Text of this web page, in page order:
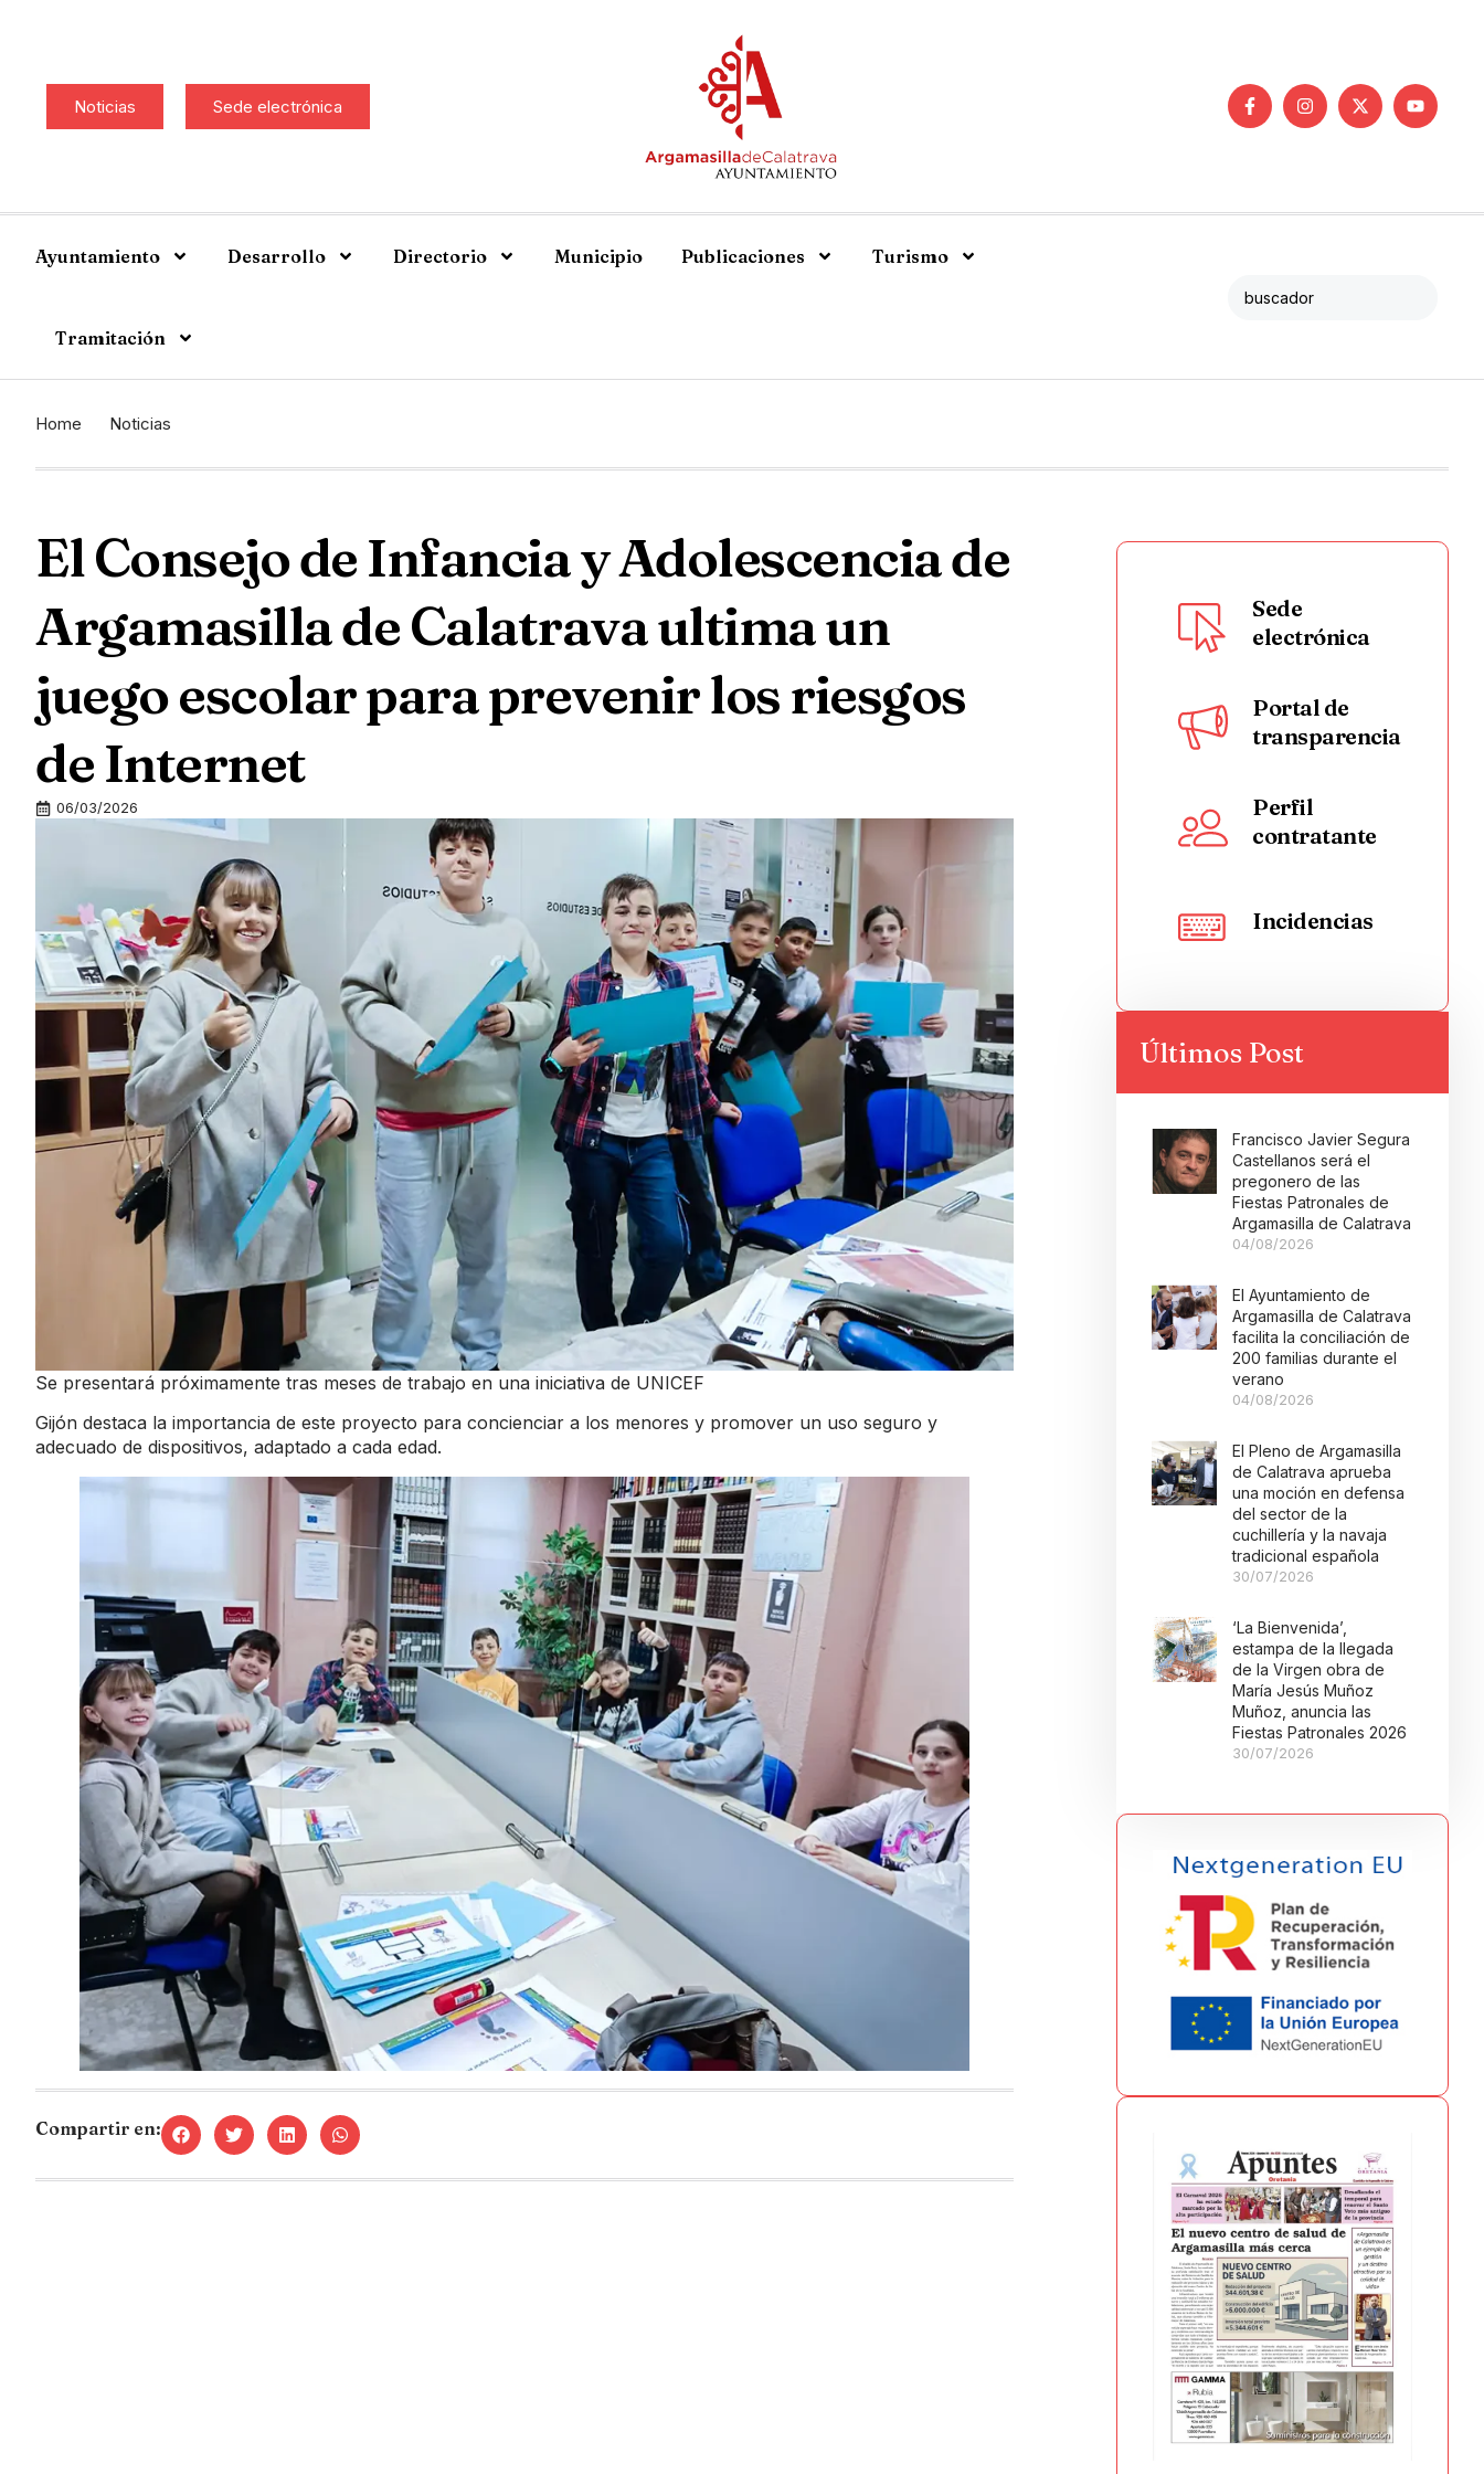
Noticias Sede electrónica
Ayuntamiento Desarrollo Directorio Municipio Publicaciones Turismo
Tramitación
Home Noticias
El Consejo de Infancia y Adolescencia de
Argamasilla de Calatrava ultima un
juego escolar para prevenir los riesgos
de Internet
06/03/2026
Se presentará próximamente tras meses de trabajo en una iniciativa de UNICEF
Gijón destaca la importancia de este proyecto para concienciar a los menores y promover un uso seguro y
adecuado de dispositivos, adaptado a cada edad.
Compartir en:
Sede
electrónica
Portal de
transparencia
Perfil
contratante
Incidencias
Últimos Post
Francisco Javier Segura
Castellanos será el
pregonero de las
Fiestas Patronales de
Argamasilla de Calatrava
04/08/2026
El Ayuntamiento de
Argamasilla de Calatrava
facilita la conciliación de
200 familias durante el
verano
04/08/2026
El Pleno de Argamasilla
de Calatrava aprueba
una moción en defensa
del sector de la
cuchillería y la navaja
tradicional española
30/07/2026
‘La Bienvenida’,
estampa de la llegada
de la Virgen obra de
María Jesús Muñoz
Muñoz, anuncia las
Fiestas Patronales 2026
30/07/2026